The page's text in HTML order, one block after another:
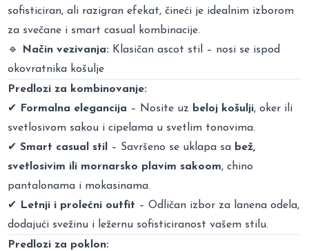
sofisticiran, ali razigran efekat, čineći je idealnim izborom
za svečane i smart casual kombinacije.
🔹
Način vezivanja: Klasičan ascot stil – nosi se ispod
okovratnika košulje
Predlozi za kombinovanje:
✔
Formalna elegancija – Nosite uz beloj košulji, oker ili
svetlosivom sakou i cipelama u svetlim tonovima.
✔Smart casual stil – Savršeno se uklapa sa bež,
svetlosivim ili mornarsko plavim sakoom, chino
pantalonama i mokasinama.
✔
Letnji i prolećni outfit – Odličan izbor za lanena odela,
dodajući svežinu i ležernu sofisticiranost vašem stilu.
Predlozi za poklon: